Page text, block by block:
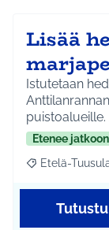
Lisää
Istutetaan
puistoalueille.
Etenee jatkoon
Rajaa tulokset
Etelä-
Tutustu